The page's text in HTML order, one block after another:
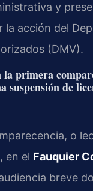
y
la acción del
(DMV).
la primera
suspensión de
o
en el Fauquier
breve